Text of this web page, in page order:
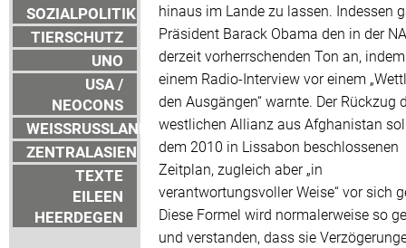
SOZIALPOLITIK
TIERSCHUTZ
UNO
USA /
NEOCONS
WEISSRUSSLAND
ZENTRALASIEN
TEXTE
EILEEN
HEERDEGEN
hinaus im Lande zu lassen. Indessen
Präsident Barack Obama den in der
derzeit vorherrschenden Ton an,
einem Radio-Interview vor einem
den Ausgängen“ warnte. Der Rückzug
westlichen Allianz aus Afghanistan
dem 2010 in Lissabon beschlossenen
Zeitplan, zugleich aber „in
verantwortungsvoller Weise“ vor sich
Diese Formel wird normalerweise so
und verstanden, dass sie